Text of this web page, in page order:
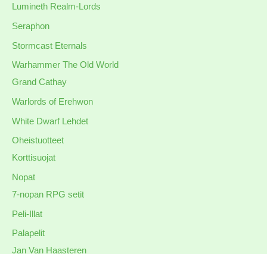
Lumineth Realm-Lords
Seraphon
Stormcast Eternals
Warhammer The Old World
Grand Cathay
Warlords of Erehwon
White Dwarf Lehdet
Oheistuotteet
Korttisuojat
Nopat
7-nopan RPG setit
Peli-Illat
Palapelit
Jan Van Haasteren